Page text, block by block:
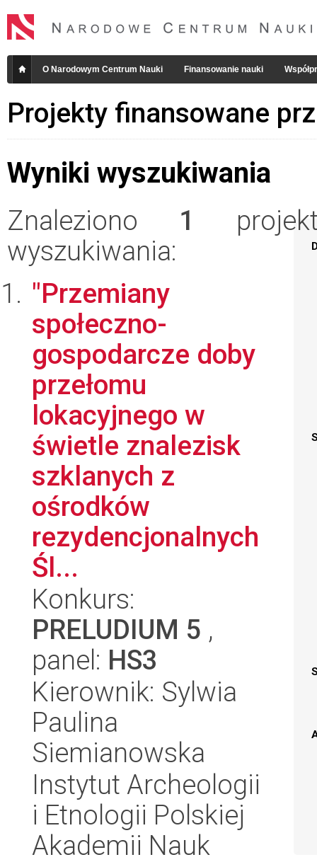
O Narodowym Centrum Nauki Finansowanie nauki
Projekty finansowane
Wyniki wyszukiwania
Znaleziono 1
wyszukiwania:
"Przemiany
społeczno-
gospodarcze doby
przełomu
lokacyjnego w
świetle znalezisk
szklanych z
ośrodków
rezydencjonalnych
Śl...
Konkurs:
PRELUDIUM 5 ,
panel: HS3
Kierownik: Sylwia
Paulina
Siemianowska
Instytut Archeologii
i Etnologii Polskiej
Akademii Nauk